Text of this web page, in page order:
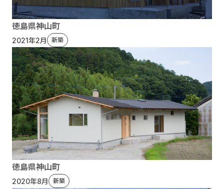
徳島県神山町
2021年2月 新築
徳島県神山町
2020年8月 新築